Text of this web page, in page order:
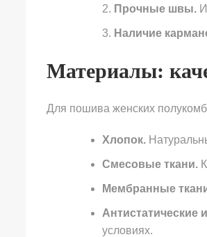
Прочные швы.
Наличие
Материалы:
Для пошива женских
Хлопок.
Смесовые ткани.
Мембранные
Антистатические
условиях.